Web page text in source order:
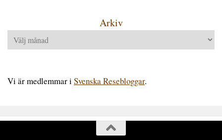
Arkiv
Arkiv
Vi är medlemmar i Svenska Resebloggar.